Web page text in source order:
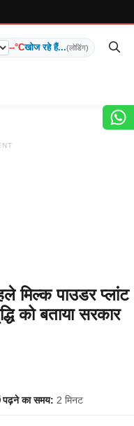
--°Cखोज रहे हैं...(लोडिंग)
मिल्क पाउडर प्लांट
को बताया सरकार
का समय: 2 मिनट